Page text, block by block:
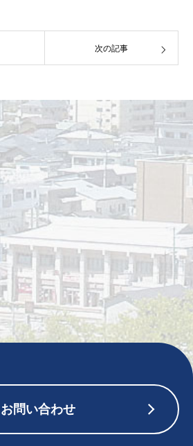
次の記事
お問い合わせ